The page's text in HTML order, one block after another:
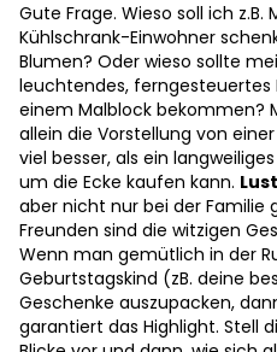
Gute Frage. Wieso soll ich
Kühlschrank-Einwohner
Blumen? Oder wieso sollte
leuchtendes,
einem Malblock bekommen?
allein die Vorstellung von
viel besser, als ein
um die Ecke kaufen kann.
aber nicht nur bei der Familie
Freunden sind die witzigen
Wenn man gemütlich in der
Geburtstagskind (zB. deine
Geschenke auszupacken,
garantiert das Highlight. Stell